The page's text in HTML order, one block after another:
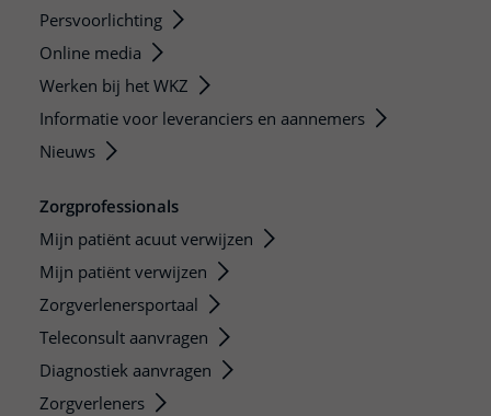
Persvoorlichting
Online media
Werken bij het WKZ
Informatie voor leveranciers en aannemers
Nieuws
Zorgprofessionals
Mijn patiënt acuut verwijzen
Mijn patiënt verwijzen
Zorgverlenersportaal
Teleconsult aanvragen
Diagnostiek aanvragen
Zorgverleners